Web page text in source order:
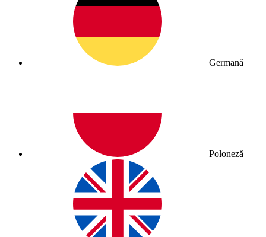
Germană
Poloneză